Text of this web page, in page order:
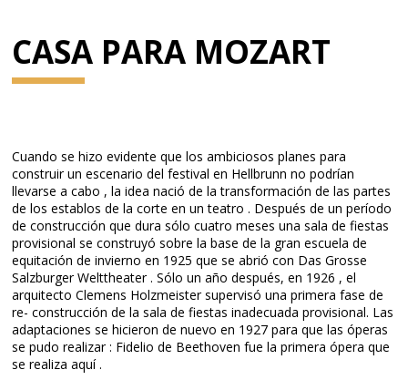
CASA PARA MOZART
Cuando se hizo evidente que los ambiciosos planes para
construir un escenario del festival en Hellbrunn no podrían
llevarse a cabo , la idea nació de la transformación de las partes
de los establos de la corte en un teatro . Después de un período
de construcción que dura sólo cuatro meses una sala de fiestas
provisional se construyó sobre la base de la gran escuela de
equitación de invierno en 1925 que se abrió con Das Grosse
Salzburger Welttheater . Sólo un año después, en 1926 , el
arquitecto Clemens Holzmeister supervisó una primera fase de
re- construcción de la sala de fiestas inadecuada provisional. Las
adaptaciones se hicieron de nuevo en 1927 para que las óperas
se pudo realizar : Fidelio de Beethoven fue la primera ópera que
se realiza aquí .